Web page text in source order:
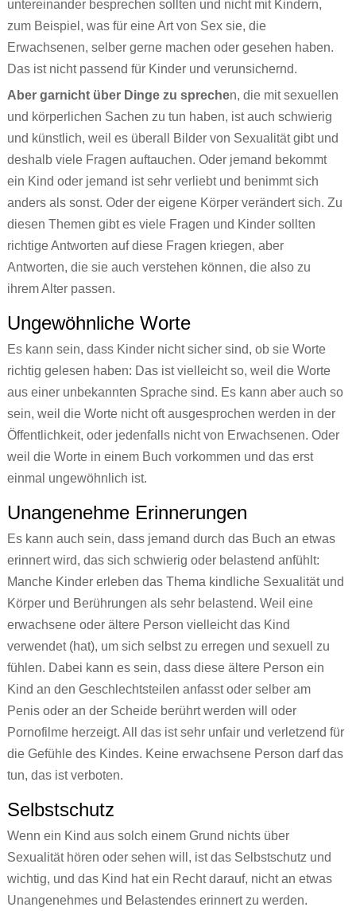
untereinander besprechen sollten und nicht mit Kindern,
zum Beispiel, was für eine Art von Sex sie, die
Erwachsenen, selber gerne machen oder gesehen haben.
Das ist nicht passend für Kinder und verunsichernd.
Aber garnicht über Dinge zu sprechen, die mit sexuellen
und körperlichen Sachen zu tun haben, ist auch schwierig
und künstlich, weil es überall Bilder von Sexualität gibt und
deshalb viele Fragen auftauchen. Oder jemand bekommt
ein Kind oder jemand ist sehr verliebt und benimmt sich
anders als sonst. Oder der eigene Körper verändert sich. Zu
diesen Themen gibt es viele Fragen und Kinder sollten
richtige Antworten auf diese Fragen kriegen, aber
Antworten, die sie auch verstehen können, die also zu
ihrem Alter passen.
Ungewöhnliche Worte
Es kann sein, dass Kinder nicht sicher sind, ob sie Worte
richtig gelesen haben: Das ist vielleicht so, weil die Worte
aus einer unbekannten Sprache sind. Es kann aber auch so
sein, weil die Worte nicht oft ausgesprochen werden in der
Öffentlichkeit, oder jedenfalls nicht von Erwachsenen. Oder
weil die Worte in einem Buch vorkommen und das erst
einmal ungewöhnlich ist.
Unangenehme Erinnerungen
Es kann auch sein, dass jemand durch das Buch an etwas
erinnert wird, das sich schwierig oder belastend anfühlt:
Manche Kinder erleben das Thema kindliche Sexualität und
Körper und Berührungen als sehr belastend. Weil eine
erwachsene oder ältere Person vielleicht das Kind
verwendet (hat), um sich selbst zu erregen und sexuell zu
fühlen. Dabei kann es sein, dass diese ältere Person ein
Kind an den Geschlechtsteilen anfasst oder selber am
Penis oder an der Scheide berührt werden will oder
Pornofilme herzeigt. All das ist sehr unfair und verletzend für
die Gefühle des Kindes. Keine erwachsene Person darf das
tun, das ist verboten.
Selbstschutz
Wenn ein Kind aus solch einem Grund nichts über
Sexualität hören oder sehen will, ist das Selbstschutz und
wichtig, und das Kind hat ein Recht darauf, nicht an etwas
Unangenehmes und Belastendes erinnert zu werden.